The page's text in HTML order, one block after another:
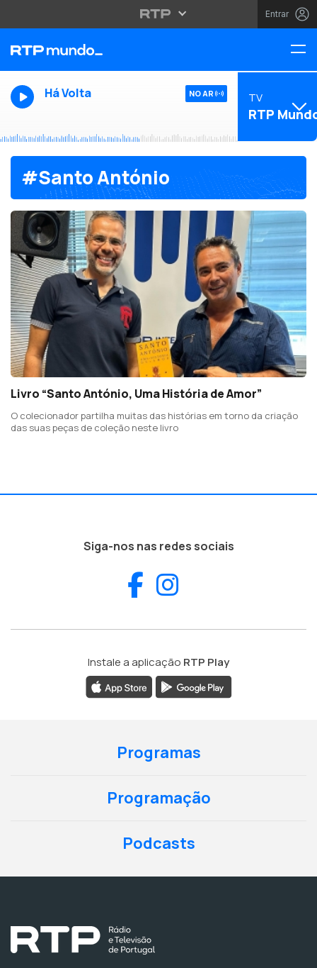
Entrar
Há Volta NO AR TV
RTP
#Santo António
Livro “Santo António, Uma História de Amor”
O colecionador partilha muitas das histórias em torno da criação
das suas peças de coleção neste livro
Siga-nos nas redes sociais
Facebook
Instale a aplicação RTP Play
Programas
Programação
Podcasts